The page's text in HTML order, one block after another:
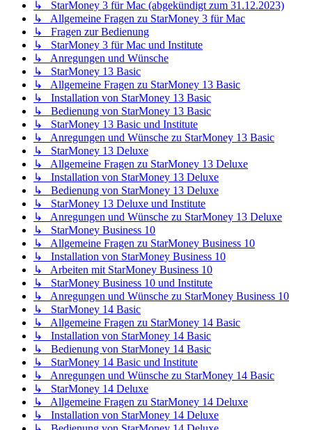
↳ StarMoney 3 für Mac (abgekündigt zum 31.12.2023)
↳ Allgemeine Fragen zu StarMoney 3 für Mac
↳ Fragen zur Bedienung
↳ StarMoney 3 für Mac und Institute
↳ Anregungen und Wünsche
↳ StarMoney 13 Basic
↳ Allgemeine Fragen zu StarMoney 13 Basic
↳ Installation von StarMoney 13 Basic
↳ Bedienung von StarMoney 13 Basic
↳ StarMoney 13 Basic und Institute
↳ Anregungen und Wünsche zu StarMoney 13 Basic
↳ StarMoney 13 Deluxe
↳ Allgemeine Fragen zu StarMoney 13 Deluxe
↳ Installation von StarMoney 13 Deluxe
↳ Bedienung von StarMoney 13 Deluxe
↳ StarMoney 13 Deluxe und Institute
↳ Anregungen und Wünsche zu StarMoney 13 Deluxe
↳ StarMoney Business 10
↳ Allgemeine Fragen zu StarMoney Business 10
↳ Installation von StarMoney Business 10
↳ Arbeiten mit StarMoney Business 10
↳ StarMoney Business 10 und Institute
↳ Anregungen und Wünsche zu StarMoney Business 10
↳ StarMoney 14 Basic
↳ Allgemeine Fragen zu StarMoney 14 Basic
↳ Installation von StarMoney 14 Basic
↳ Bedienung von StarMoney 14 Basic
↳ StarMoney 14 Basic und Institute
↳ Anregungen und Wünsche zu StarMoney 14 Basic
↳ StarMoney 14 Deluxe
↳ Allgemeine Fragen zu StarMoney 14 Deluxe
↳ Installation von StarMoney 14 Deluxe